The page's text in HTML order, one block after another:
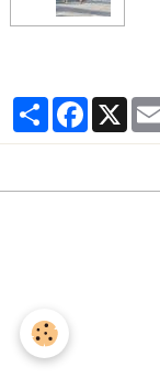
PartagerFacebook
X